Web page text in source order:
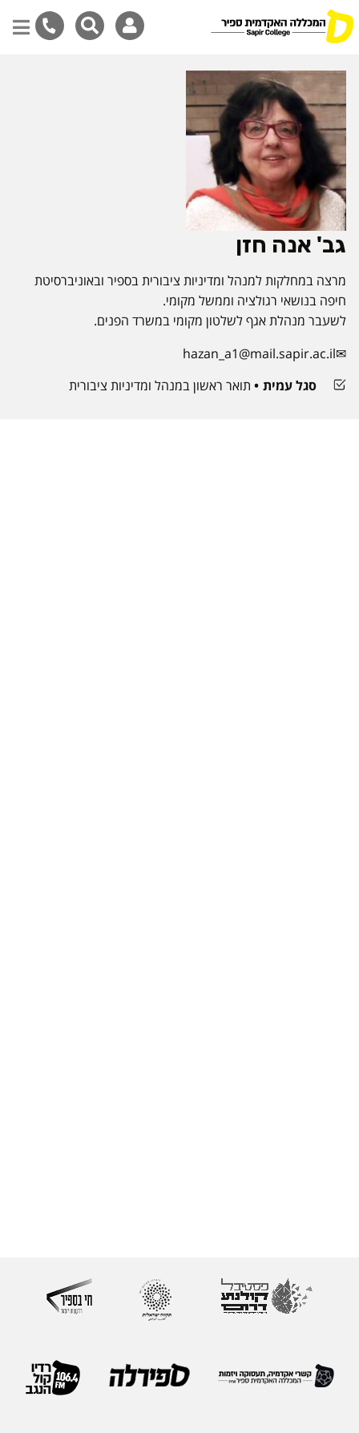
גב' אנה חזן
מרצה במחלקות למנהל ומדיניות ציבורית בספיר ובאוניברסיטת
חיפה בנושאי רגולציה וממשל מקומי.
לשעבר מנהלת אגף לשלטון מקומי במשרד הפנים.
hazan_a1@mail.sapir.ac.il
סגל עמית
תואר ראשון במנהל ומדיניות ציבורית